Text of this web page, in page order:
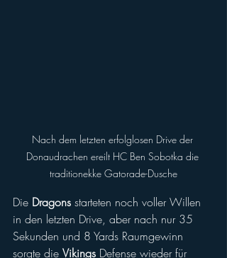
Nach dem letzten erfolglosen Drive der
Donaudrachen ereilt HC Ben Sobotka die
traditionekke Gatorade-Dusche
Die Dragons starteten noch voller Willen
in den letzten Drive, aber nach nur 35
Sekunden und 8 Yards Raumgewinn
sorgte die Vikings Defense wieder für